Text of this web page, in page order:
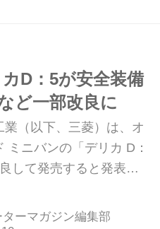
D：5が安全装備
ど一部改良に
業（以下、三菱）は、オ
ミニバンの「デリカ D：
して発売すると発表し
ーマガジン編集部